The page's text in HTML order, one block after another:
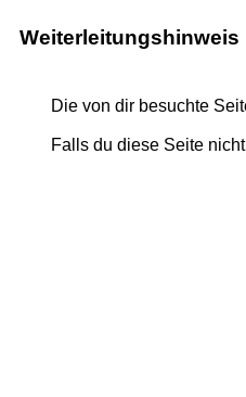
Weiterleitungshinweis
Die von dir besuchte
Falls du diese Seite